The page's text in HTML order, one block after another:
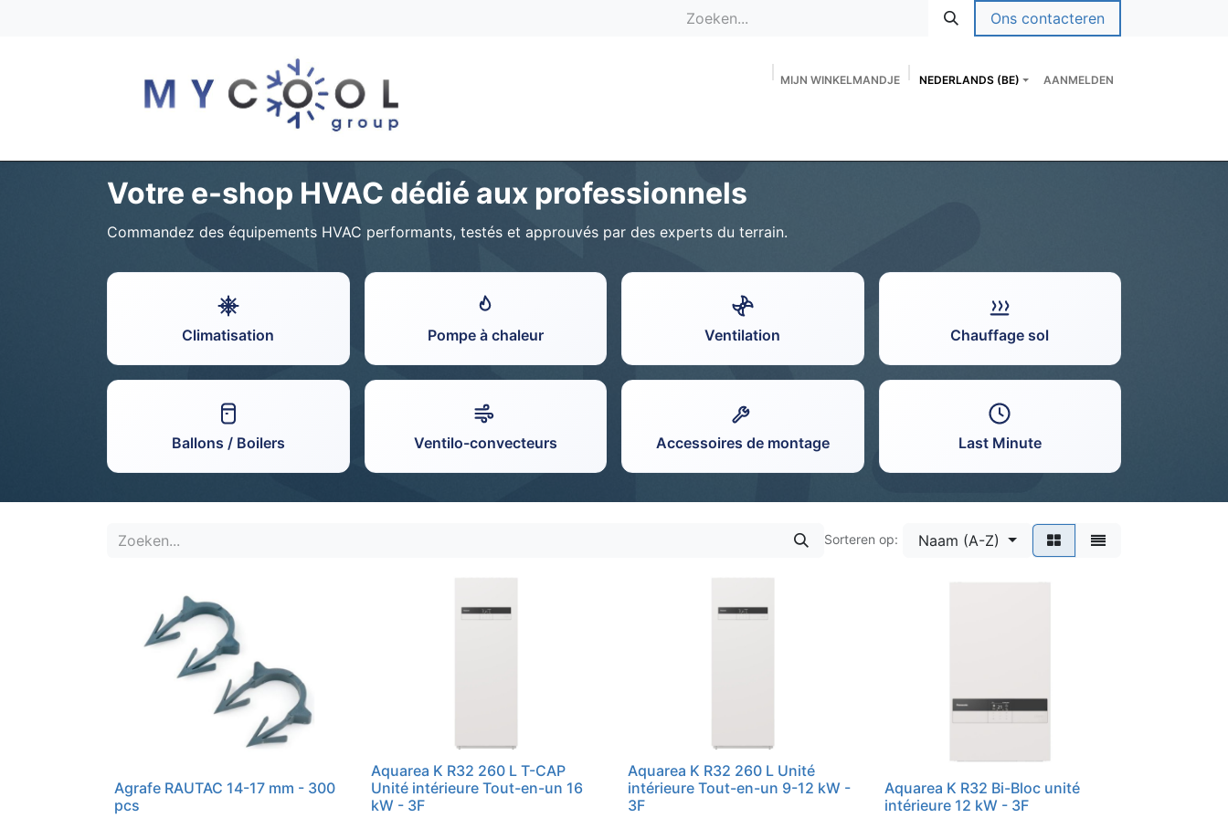
Ons contacteren
MIJN WINKELMANDJE NEDERLANDS (BE) AANMELDEN
Votre e-shop HVAC dédié aux professionnels
Commandez des équipements HVAC performants, testés et approuvés par des experts du terrain.
Climatisation Pompe à chaleur Ventilation Chauffage sol
Ballons / Boilers Ventilo-convecteurs Accessoires de montage Last Minute
Sorteren op: Naam (A-Z)
Agrafe RAUTAC 14-17 mm - 300
pcs
Aquarea K R32 260 L T-CAP
Unité intérieure Tout-en-un 16
kW - 3F
Aquarea K R32 260 L Unité
intérieure Tout-en-un 9-12 kW -
3F
Aquarea K R32 Bi-Bloc unité
intérieure 12 kW - 3F